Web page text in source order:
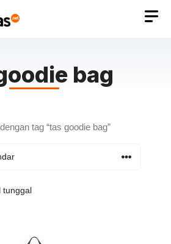
bag
tag “tas goodie bag”
tunggal